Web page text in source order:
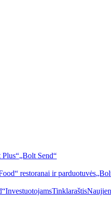
Plus“„Bolt Send“
restoranai ir parduotuvės
InvestuotojamsTinklaraštis